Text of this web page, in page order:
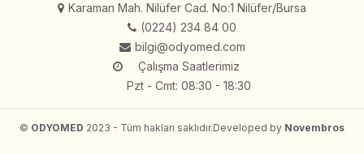
Karaman Mah. Nilüfer Cad. No:1 Nilüfer/Bursa
(0224) 234 84 00
bilgi@odyomed.com
Çalışma Saatlerimiz
Pzt - Cmt: 08:30 - 18:30
© ODYOMED 2023 - Tüm hakları saklıdır.Developed by Novembros